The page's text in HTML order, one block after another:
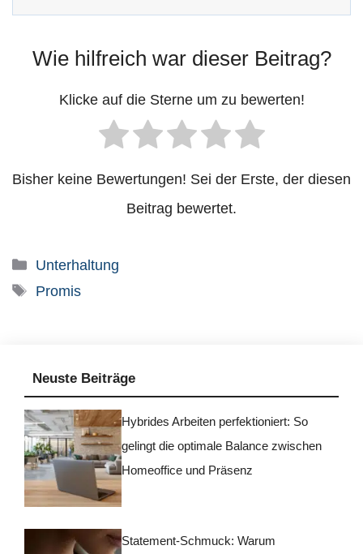
Wie hilfreich war dieser Beitrag?
Klicke auf die Sterne um zu bewerten!
Bisher keine Bewertungen! Sei der Erste, der diesen
Beitrag bewertet.
Kategorien
Unterhaltung
Schlagwörter
Promis
Neuste Beiträge
Hybrides Arbeiten perfektioniert: So
gelingt die optimale Balance zwischen
Homeoffice und Präsenz
Statement-Schmuck: Warum